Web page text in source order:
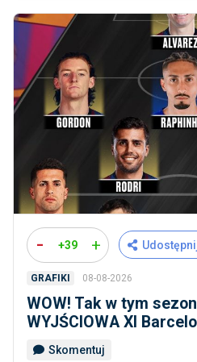
- +39 +
GRAFIKI 08-08-2026
WOW! Tak w tym
WYJŚCIOWA XI
Skomentuj